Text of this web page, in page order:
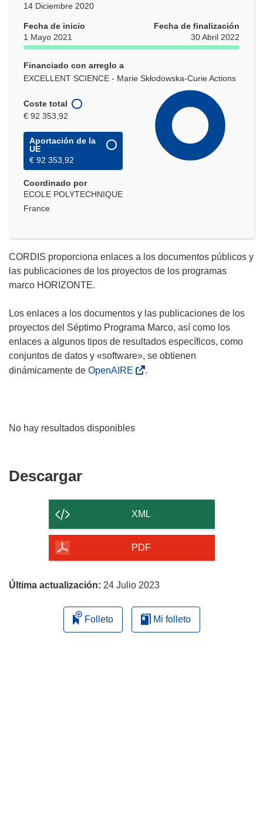
14 Diciembre 2020
Fecha de inicio
1 Mayo 2021
Fecha de finalización
30 Abril 2022
Financiado con arreglo a
EXCELLENT SCIENCE - Marie Skłodowska-Curie Actions
Coste total
€ 92 353,92
Aportación de la
UE
€ 92 353,92
Coordinado por
ECOLE POLYTECHNIQUE
France
CORDIS proporciona enlaces a los documentos públicos y
las publicaciones de los proyectos de los programas
marco HORIZONTE.
Los enlaces a los documentos y las publicaciones de los
proyectos del Séptimo Programa Marco, así como los
enlaces a algunos tipos de resultados específicos, como
conjuntos de datos y «software», se obtienen
dinámicamente de OpenAIRE .
No hay resultados disponibles
DescargarDescargar
contenido
de
página
XML
PDF
Última actualización: 24 Julio 2023
Folleto Mi folleto